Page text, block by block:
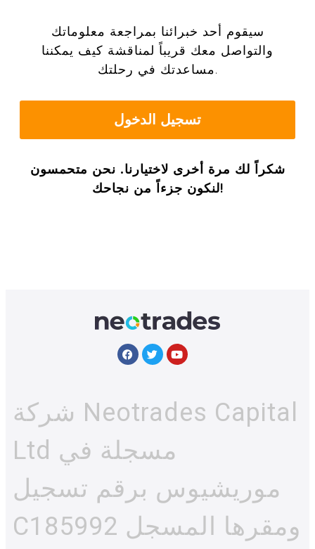
سيقوم أحد خبرائنا بمراجعة معلوماتك
والتواصل معك قريباً لمناقشة كيف يمكننا
مساعدتك في رحلتك.
تسجيل الدخول
شكراً لك مرة أخرى لاختيارنا. نحن متحمسون
لنكون جزءاً من نجاحك!
شركة Neotrades Capital
Ltd مسجلة في
موريشيوس برقم تسجيل
C185992 ومقرها المسجل